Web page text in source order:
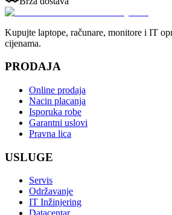
Kupujte laptope, računare, monitore i IT
cijenama.
PRODAJA
Online prodaja
Nacin placanja
Isporuka robe
Garantni uslovi
Pravna lica
USLUGE
Servis
Održavanje
IT Inžinjering